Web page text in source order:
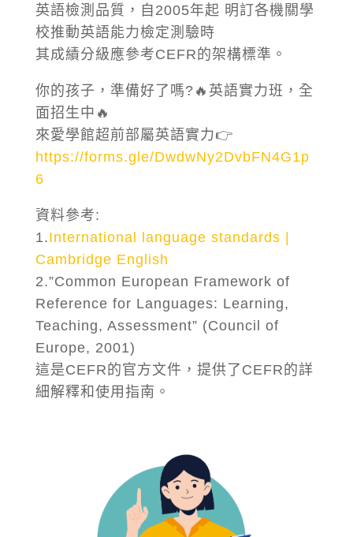
英語檢測品質，自2005年起 明訂各機關學
校推動英語能力檢定測驗時
其成績分級應參考CEFR的架構標準。
你的孩子，準備好了嗎? 🔥英語實力班， 全
面招生中 🔥
來愛學館超前部屬英語實力👉
https://forms.gle/DwdwNy2DvbFN4G1p
6
資料參考:
1.International language standards |
Cambridge English
2.”Common European Framework of
Reference for Languages: Learning,
Teaching, Assessment” (Council of
Europe, 2001)
這是CEFR的官方文件，提供了CEFR的詳
細解釋和使用指南。